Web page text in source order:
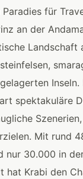
Paradies für
an der
Landschaft
Inseln.
spektakuläre
Mit rund
nur 30.000 in
hat Krabi den